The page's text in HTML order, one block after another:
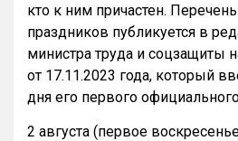
кто к ним причастен.
праздников публикуется в
министра труда и соцзащиты
от 17.11.2023 года, который
дня его первого
2 августа (первое